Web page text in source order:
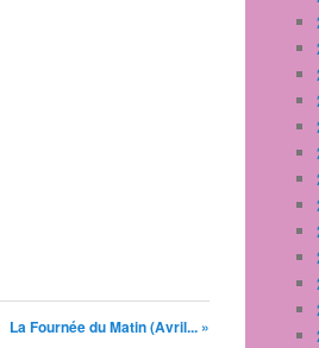
La Fournée du Matin (Avril... »